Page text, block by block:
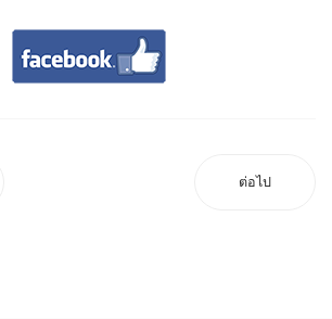
ต่อไป